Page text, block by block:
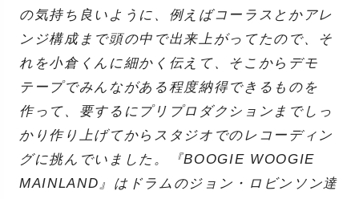
の気持ち良いように、例えばコーラスとかアレ
ンジ構成まで頭の中で出来上がってたので、そ
れを小倉くんに細かく伝えて、そこからデモ
テープでみんながある程度納得できるものを
作って、要するにプリプロダクションまでしっ
かり作り上げてからスタジオでのレコーディン
グに挑んでいました。『BOOGIE WOOGIE
MAINLAND』はドラムのジョン・ロビンソン達